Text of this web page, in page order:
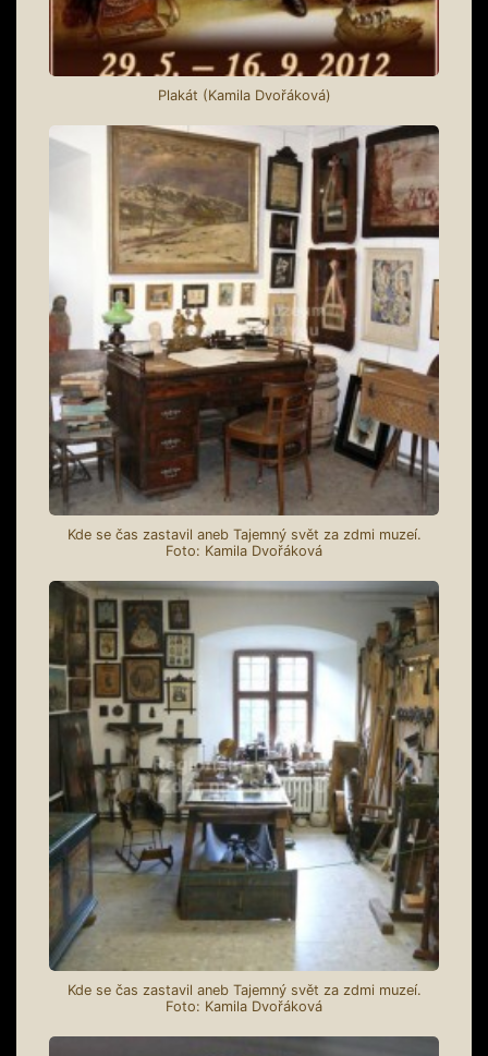
Plakát (Kamila Dvořáková)
Kde se čas zastavil aneb Tajemný svět za zdmi muzeí.
Foto: Kamila Dvořáková
Kde se čas zastavil aneb Tajemný svět za zdmi muzeí.
Foto: Kamila Dvořáková